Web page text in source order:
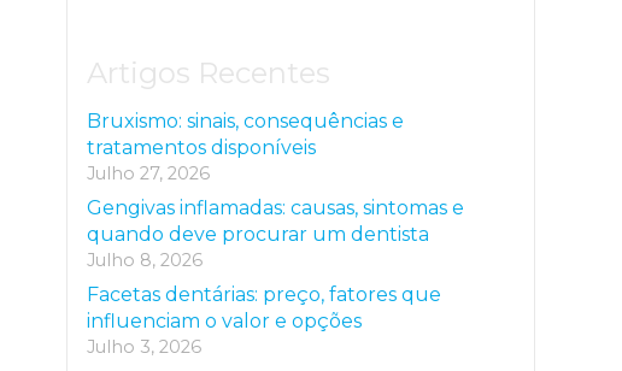
Artigos Recentes
Bruxismo: sinais, consequências e
tratamentos disponíveis
Julho 27, 2026
Gengivas inflamadas: causas, sintomas e
quando deve procurar um dentista
Julho 8, 2026
Facetas dentárias: preço, fatores que
influenciam o valor e opções
Julho 3, 2026